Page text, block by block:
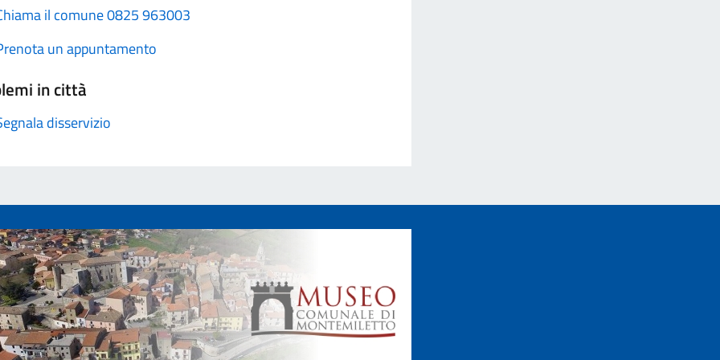
il comune 0825 963003
un appuntamento
in città
disservizio